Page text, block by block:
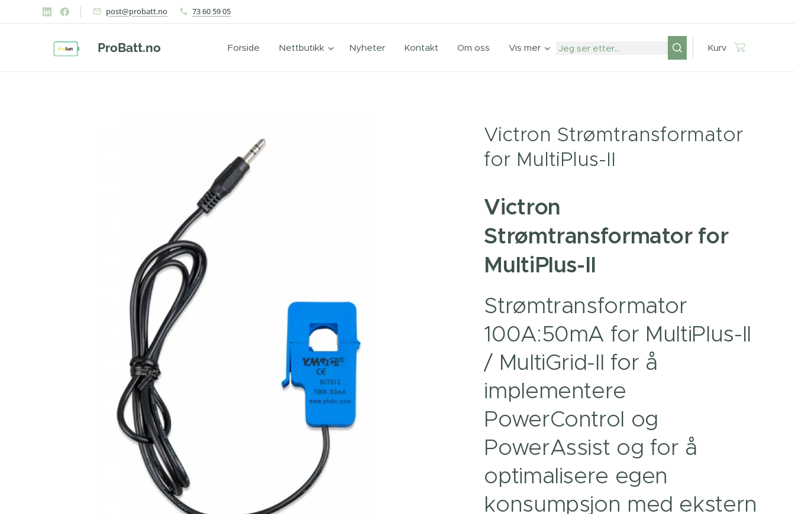
post@probatt.no 73 60 59 05
ProBatt.no Forside Nettbutikk Nyheter Kontakt Om oss Vis mer Kurv
Victron Strømtransformator
for MultiPlus-II
Victron
Strømtransformator for
MultiPlus-II
Strømtransformator
100A:50mA for MultiPlus-II
/ MultiGrid-II for å
implementere
PowerControl og
PowerAssist og for å
optimalisere egen
konsumpsjon med ekstern